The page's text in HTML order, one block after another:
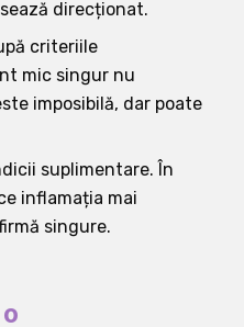
direcționat.
criteriile
mic singur nu
imposibilă, dar poate
suplimentare. În
inflamația mai
singure.